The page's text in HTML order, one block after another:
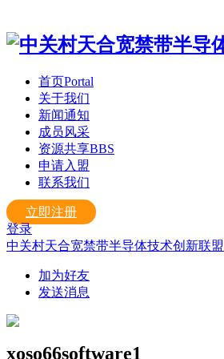
首页Portal
关于我们
新闻通知
成员风采
资源共享BBS
申请入盟
联系我们
立即注册
登录
中关村天合宽禁带半导体技术创新联盟
加为好友
发送消息
xoso66software1